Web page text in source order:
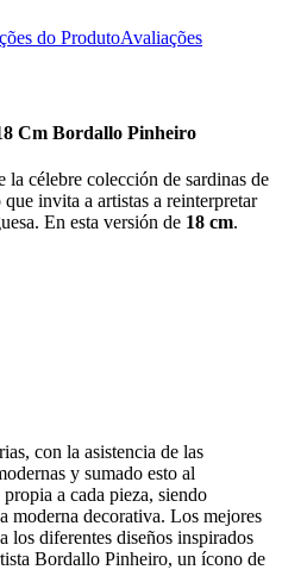
do ProdutoAvaliações
Cm Bordallo Pinheiro
la célebre colección de sardinas de
invita a artistas a reinterpretar
En esta versión de 18 cm.
con la asistencia de las
y sumado esto al
a cada pieza, siendo
moderna decorativa. Los mejores
los diferentes diseños inspirados
Bordallo Pinheiro, un ícono de